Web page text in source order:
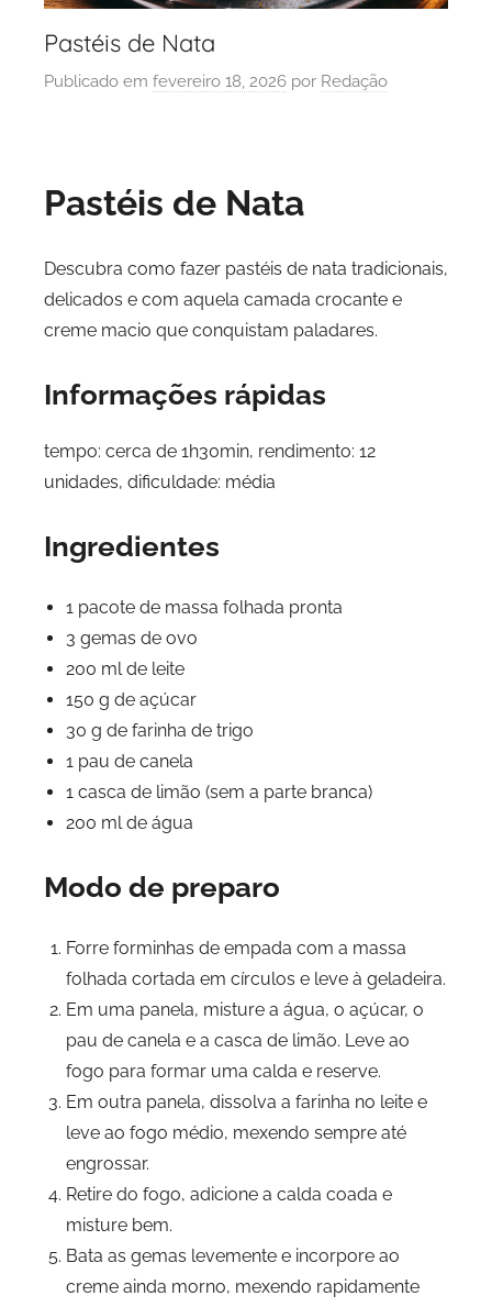
Pastéis de Nata
Publicado em fevereiro 18, 2026 por Redação
Pastéis de Nata
Descubra como fazer pastéis de nata tradicionais,
delicados e com aquela camada crocante e
creme macio que conquistam paladares.
Informações rápidas
tempo: cerca de 1h30min, rendimento: 12
unidades, dificuldade: média
Ingredientes
1 pacote de massa folhada pronta
3 gemas de ovo
200 ml de leite
150 g de açúcar
30 g de farinha de trigo
1 pau de canela
1 casca de limão (sem a parte branca)
200 ml de água
Modo de preparo
Forre forminhas de empada com a massa
folhada cortada em círculos e leve à geladeira.
Em uma panela, misture a água, o açúcar, o
pau de canela e a casca de limão. Leve ao
fogo para formar uma calda e reserve.
Em outra panela, dissolva a farinha no leite e
leve ao fogo médio, mexendo sempre até
engrossar.
Retire do fogo, adicione a calda coada e
misture bem.
Bata as gemas levemente e incorpore ao
creme ainda morno, mexendo rapidamente